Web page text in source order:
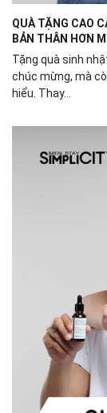
QUÀ TẶNG CAO
BẢN THÂN HƠN
Tặng quà sinh
chúc mừng, mà
hiểu. Thay...